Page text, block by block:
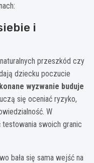
i
przeszkód czy
dziecku poczucie
wyzwanie buduje
się oceniać ryzyko,
W
swoich granic
bała się sama wejść na